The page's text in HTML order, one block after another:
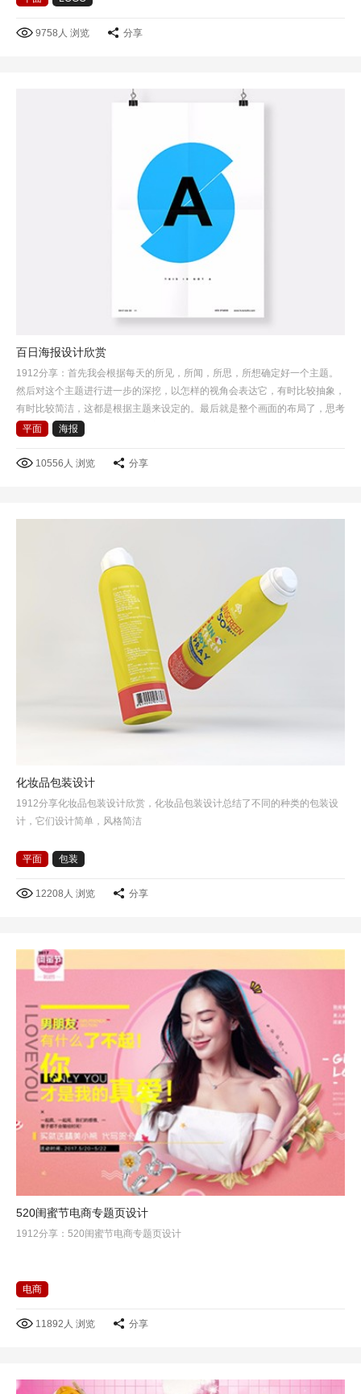
9758人 浏览 分享
百日海报设计欣赏
1912分享：首先我会根据每天的所见，所闻，所思，所想确定好一个主题。
然后对这个主题进行进一步的深挖，以怎样的视角会表达它，有时比较抽象，
有时比较简洁，这都是根据主题来设定的。最后就是整个画面的布局了，思考
怎样才根据有冲击力，而且具有美感。做每一个设计时，…
平面 海报
10556人 浏览 分享
化妆品包装设计
1912分享化妆品包装设计欣赏，化妆品包装设计总结了不同的种类的包装设
计，它们设计简单，风格简洁
平面 包装
12208人 浏览 分享
520闺蜜节电商专题页设计
1912分享：520闺蜜节电商专题页设计
电商
11892人 浏览 分享